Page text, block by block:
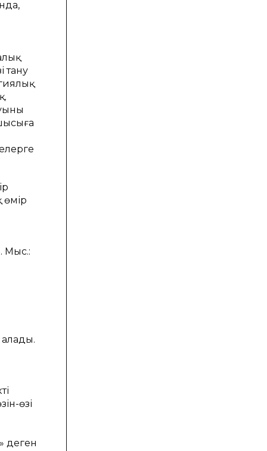
тану
өмір
Мыс.:
өзі
деген